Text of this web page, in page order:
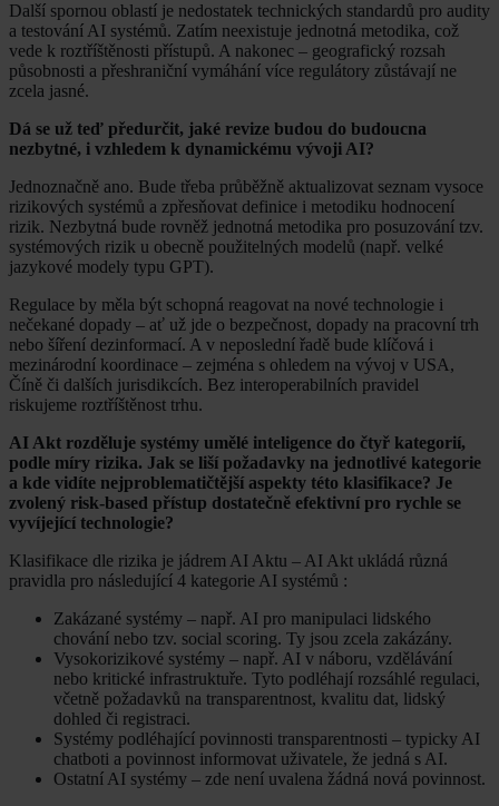
Další spornou oblastí je nedostatek technických standardů pro audity
a testování AI systémů. Zatím neexistuje jednotná metodika, což
vede k roztříštěnosti přístupů. A nakonec – geografický rozsah
působnosti a přeshraniční vymáhání více regulátory zůstávají ne
zcela jasné.
Dá se už teď předurčit, jaké revize budou do budoucna
nezbytné, i vzhledem k dynamickému vývoji AI?
Jednoznačně ano. Bude třeba průběžně aktualizovat seznam vysoce
rizikových systémů a zpřesňovat definice i metodiku hodnocení
rizik. Nezbytná bude rovněž jednotná metodika pro posuzování tzv.
systémových rizik u obecně použitelných modelů (např. velké
jazykové modely typu GPT).
Regulace by měla být schopná reagovat na nové technologie i
nečekané dopady – ať už jde o bezpečnost, dopady na pracovní trh
nebo šíření dezinformací. A v neposlední řadě bude klíčová i
mezinárodní koordinace – zejména s ohledem na vývoj v USA,
Číně či dalších jurisdikcích. Bez interoperabilních pravidel
riskujeme roztříštěnost trhu.
AI Akt rozděluje systémy umělé inteligence do čtyř kategorií,
podle míry rizika. Jak se liší požadavky na jednotlivé kategorie
a kde vidíte nejproblematičtější aspekty této klasifikace? Je
zvolený risk-based přístup dostatečně efektivní pro rychle se
vyvíjející technologie?
Klasifikace dle rizika je jádrem AI Aktu – AI Akt ukládá různá
pravidla pro následující 4 kategorie AI systémů :
Zakázané systémy – např. AI pro manipulaci lidského
chování nebo tzv. social scoring. Ty jsou zcela zakázány.
Vysokorizikové systémy – např. AI v náboru, vzdělávání
nebo kritické infrastruktuře. Tyto podléhají rozsáhlé regulaci,
včetně požadavků na transparentnost, kvalitu dat, lidský
dohled či registraci.
Systémy podléhající povinnosti transparentnosti – typicky AI
chatboti a povinnost informovat uživatele, že jedná s AI.
Ostatní AI systémy – zde není uvalena žádná nová povinnost.